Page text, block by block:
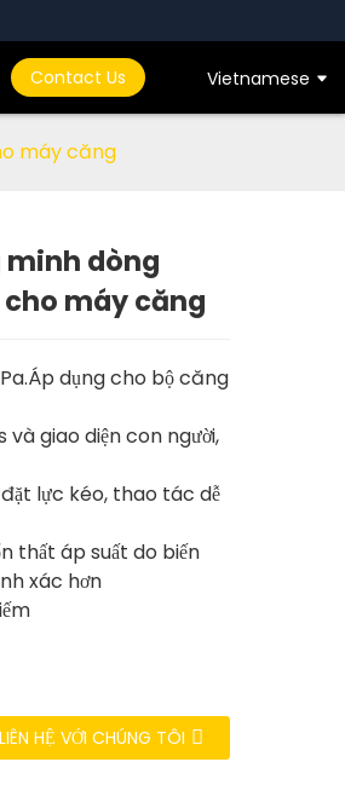
Contact Us Vietnamese
máy căng
minh dòng
máy căng
dụng cho bộ căng
và giao diện con người,
lực kéo, thao tác dễ
thất áp suất do biến
xác hơn
LIÊN HỆ VỚI CHÚNG TÔI